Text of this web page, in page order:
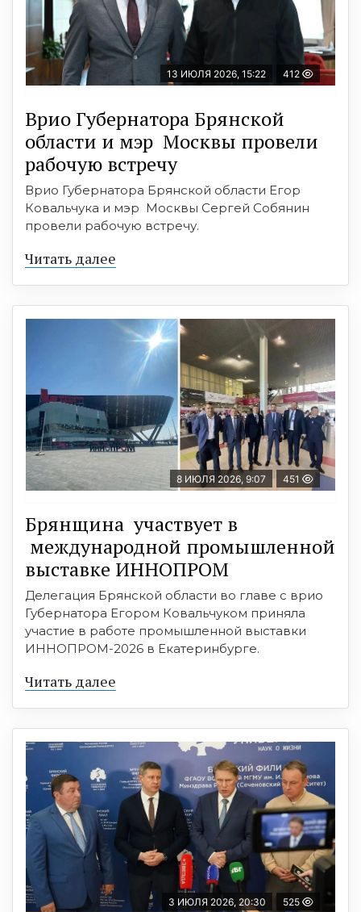
13 ИЮЛЯ 2026, 15:22 412
Врио Губернатора Брянской
области и мэр Москвы провели
рабочую встречу
Врио Губернатора Брянской области Егор
Ковальчука и мэр Москвы Сергей Собянин
провели рабочую встречу.
Читать далее
8 ИЮЛЯ 2026, 9:07 451
Брянщина участвует в
международной промышленной
выставке ИННОПРОМ
Делегация Брянской области во главе с врио
Губернатора Егором Ковальчуком приняла
участие в работе промышленной выставки
ИННОПРОМ-2026 в Екатеринбурге.
Читать далее
3 ИЮЛЯ 2026, 20:30 525